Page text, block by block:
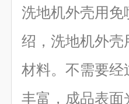
洗地机外壳用免
绍，洗地机外壳
材料。不需要经
丰富，成品表面